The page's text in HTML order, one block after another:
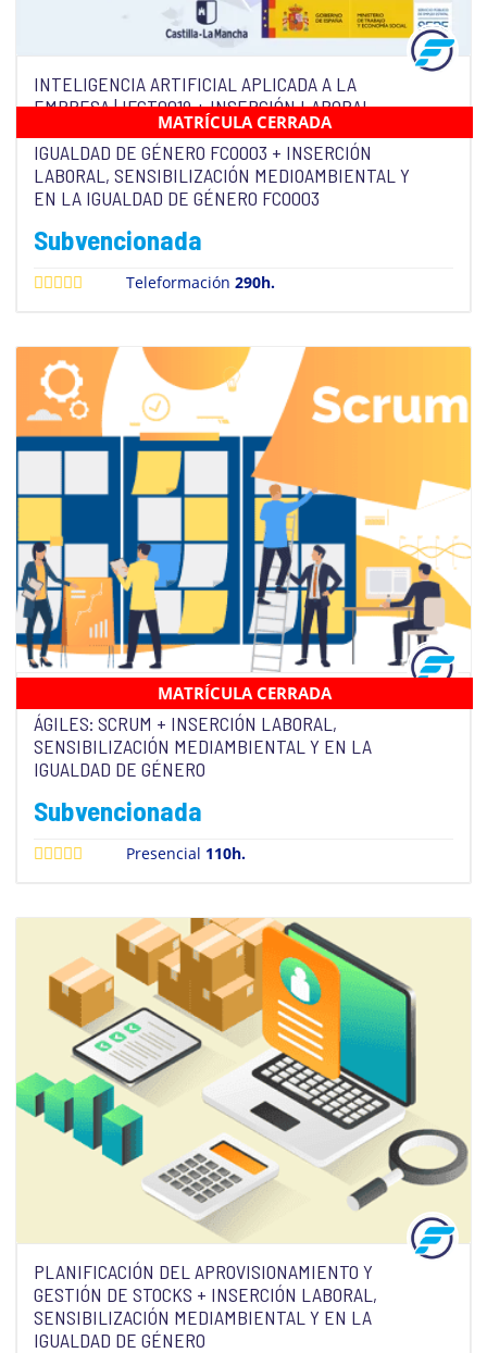
INTELIGENCIA ARTIFICIAL APLICADA A LA
EMPRESA | IFCT0019 + INSERCIÓN LABORAL,
SENSIBILIZACIÓN MEDIOAMBIENTAL Y EN LA
IGUALDAD DE GÉNERO FCOO03 + INSERCIÓN
LABORAL, SENSIBILIZACIÓN MEDIOAMBIENTAL Y
EN LA IGUALDAD DE GÉNERO FCOO03
Subvencionada
Teleformación290h.
DESARROLLO DE SOFTWARE CON METODOLOGÍAS
ÁGILES: SCRUM + INSERCIÓN LABORAL,
SENSIBILIZACIÓN MEDIAMBIENTAL Y EN LA
IGUALDAD DE GÉNERO
Subvencionada
MATRÍCULA CERRADA
Presencial 110h.
PLANIFICACIÓN DEL APROVISIONAMIENTO Y
GESTIÓN DE STOCKS + INSERCIÓN LABORAL,
SENSIBILIZACIÓN MEDIAMBIENTAL Y EN LA
IGUALDAD DE GÉNERO
MATRÍCULA CERRADA